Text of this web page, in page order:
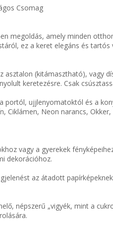
Csomag
megoldás, amely minden
ez a keret elegáns és tartós
asztalon (kitámasztható), vagy
keretezésre. Csak
portól, ujjlenyomatoktól és a
Ciklámen, Neon narancs,
vagy a gyerekek
dekorációhoz.
az átadott
népszerű „vigyék, mint a